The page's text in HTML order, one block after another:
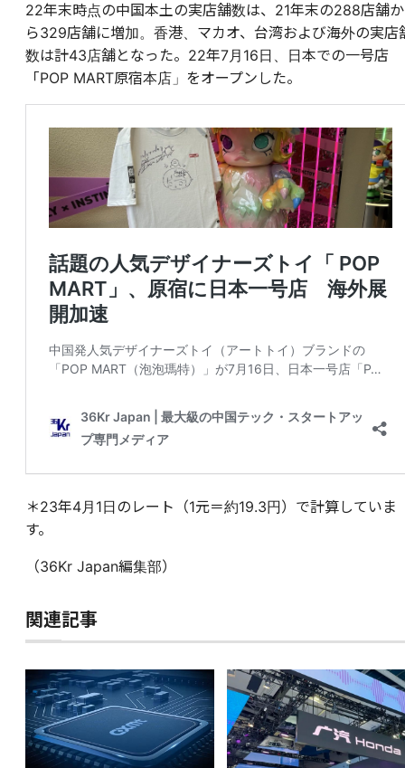
22年末時点の中国本土の実店舗数は、21年末の288店舗か
ら329店舗に増加。香港、マカオ、台湾および海外の実店
数は計43店舗となった。22年7月16日、日本での一号店
「POP MART原宿本店」をオープンした。
＊23年4月1日のレート（1元＝約19.3円）で計算していま
す。
（36Kr Japan編集部）
関連記事